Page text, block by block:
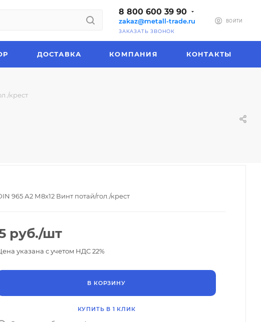
8 800 600 39 90
zakaz@metall-trade.ru
ЗАКАЗАТЬ ЗВОНОК
ВОЙТИ
ДОСТАВКА КОМПАНИЯ КОНТАКТЫ
крест
965 А2 М8х12 Винт потай/гол./крест
руб./шт
указана с учетом НДС 22%
В КОРЗИНУ
КУПИТЬ В 1 КЛИК